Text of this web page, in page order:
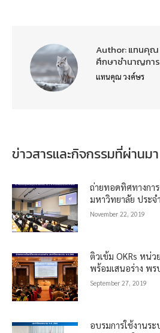
Author:แทนคุณ
ศึกษาชำนาญการ
แทนคุณ วงค์ษร
ข่าวสารและกิจกรรมที่ผ่านมา
ถ่ายทอดทิศทางกา
มหาวิทยาลัย ประจ
November 22, 2019
ติวเข้ม OKRs หน่ว
พร้อมเสนอร่าง พร
September 27, 2019
อบรมการใช้งานร